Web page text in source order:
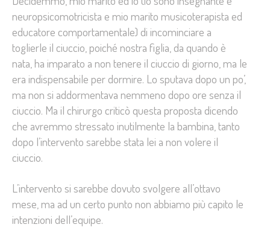
neuropsicomotricista e mio marito musicoterapista ed
educatore comportamentale) di incominciare a
toglierle il ciuccio, poiché nostra figlia, da quando è
nata, ha imparato a non tenere il ciuccio di giorno, ma le
era indispensabile per dormire. Lo sputava dopo un po’,
ma non si addormentava nemmeno dopo ore senza il
ciuccio. Ma il chirurgo criticò questa proposta dicendo
che avremmo stressato inutilmente la bambina, tanto
dopo l’intervento sarebbe stata lei a non volere il
ciuccio.
L’intervento si sarebbe dovuto svolgere all’ottavo
mese, ma ad un certo punto non abbiamo più capito le
intenzioni dell’equipe.